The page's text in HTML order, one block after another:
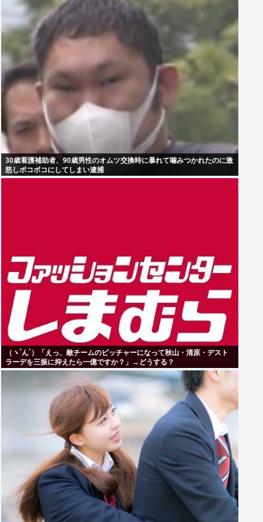
30歳看護補助者、90歳男性のオムツ交換時に暴れて噛みつかれたのに激
怒しボコボコにしてしまい逮捕
（ヽ´ん`）「えっ、敵チームのピッチャーになって秋山・清原・デスト
ラーデを三振に抑えたら一億ですか？」→どうする？